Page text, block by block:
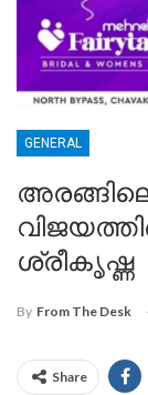
GENERAL
ശ്രീകൃഷ്ണ
By From The Desk
Share